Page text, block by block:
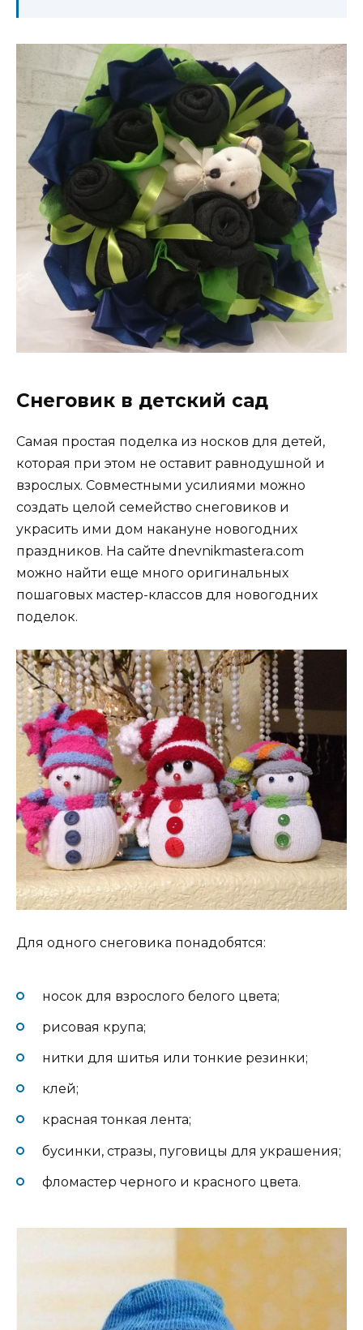
Снеговик в детский сад
Самая простая поделка из носков для детей,
которая при этом не оставит равнодушной и
взрослых. Совместными усилиями можно
создать целой семейство снеговиков и
украсить ими дом накануне новогодних
праздников. На сайте dnevnikmastera.com
можно найти еще много оригинальных
пошаговых мастер-классов для новогодних
поделок.
Для одного снеговика понадобятся:
носок для взрослого белого цвета;
рисовая крупа;
нитки для шитья или тонкие резинки;
клей;
красная тонкая лента;
бусинки, стразы, пуговицы для украшения;
фломастер черного и красного цвета.